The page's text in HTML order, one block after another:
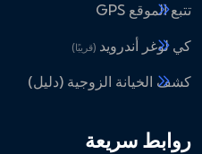
تتبع الموقع GPS
كي لوغر أندرويد (قريبًا)
كشف الخيانة الزوجية (دليل)
روابط سريعة